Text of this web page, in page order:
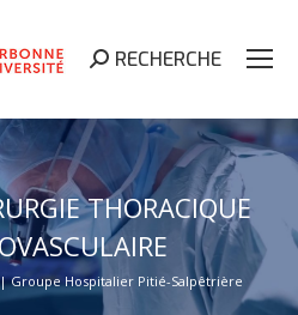
Search:
RECHERCHE
THORACIQUE
Groupe Hospitalier Pitié-Salpêtrière